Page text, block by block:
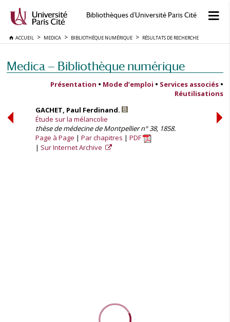
Bibliothèques d'Université Paris Cité
ACCUEIL MEDICA BIBLIOTHÈQUE NUMÉRIQUE RÉSULTATS DE RECHERCHE
Medica — Bibliothèque numérique
Présentation • Mode d’emploi • Services associés •
Réutilisations
GACHET, Paul Ferdinand.
Étude sur la mélancolie
thèse de médecine de Montpellier n° 38, 1858.
Page à Page
Par chapitres
PDF
Sur Internet Archive